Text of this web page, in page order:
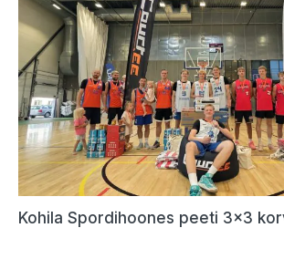
Kohila Spordihoones peeti 3×3